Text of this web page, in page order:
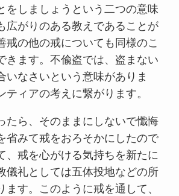
をしましょうという二つの意味
広がりのある教えであることが
戒の他の戒についても同様のこ
きます。不偸盗では、盗まない
いなさいという意味がありま
ティアの考えに繋がります。
たら、そのままにしないで懺悔
省みて戒をおろそかにしたので
、戒を心がける気持ちを新たに
儀礼としては五体投地などの所
ます。このように戒を通して、